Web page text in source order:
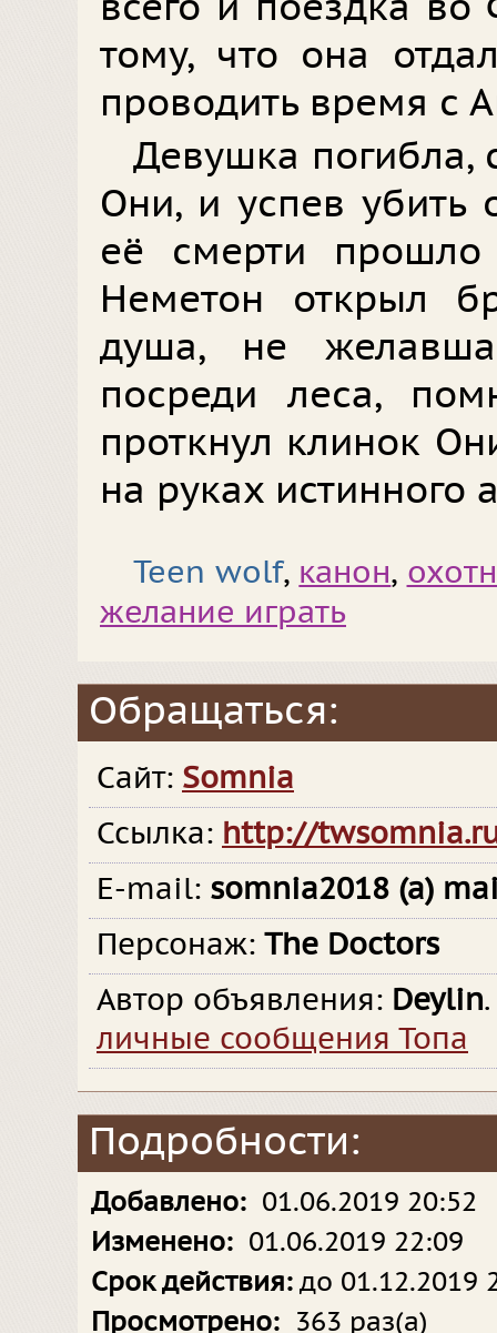
тому, что она
проводить время с
Девушка погибла,
Они, и успев убить
её смерти
Неметон открыл
душа, не
посреди леса,
проткнул клинок
на руках истинного
Teen wolf, канон,
желание играть
Обращаться:
Сайт: Somnia
Ссылка: http://
E-mail: somnia2018 (a)
Персонаж: The Doctors
Автор объявления: Deylin.
личные сообщения Топа
Подробности:
Добавлено: 01.06.2019 20:52
Изменено: 01.06.2019 22:09
Срок действия: до 01.12.2019
Просмотрено: 363 раз(а)